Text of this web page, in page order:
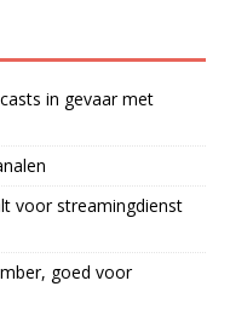
in gevaar met
voor streamingdienst
goed voor